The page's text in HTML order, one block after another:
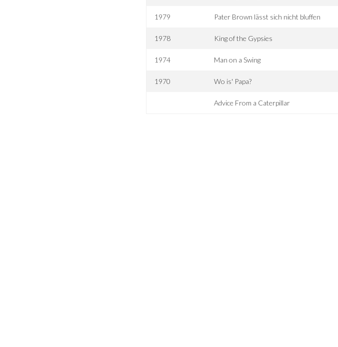
1979 Pater Brown lässt sich nicht bluffen
1978 King of the Gypsies
1974 Man on a Swing
1970 Wo is' Papa?
Advice From a Caterpillar